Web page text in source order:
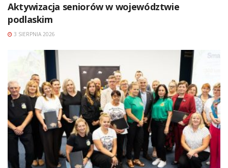
Aktywizacja seniorów w województwie
podlaskim
3 SIERPNIA 2026